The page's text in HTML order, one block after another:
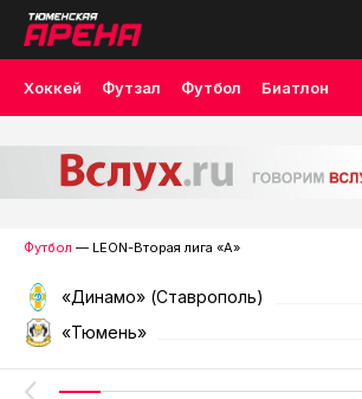
Хоккей Футзал Футбол Биатлон
Футбол — LEON-Вторая лига «А»
«Динамо» (Ставрополь)
«Тюмень»